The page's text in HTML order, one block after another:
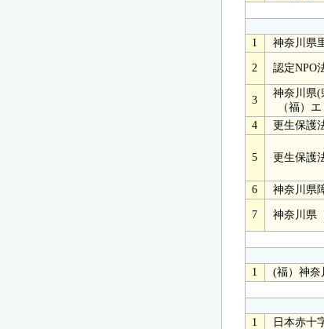
1 神奈川県
2 認定NPO
3
神奈川県(
（福）エ
4 更生保護
5 更生保護
6
神奈川県
7 神奈川県
1 (福）神奈
1 日本赤十